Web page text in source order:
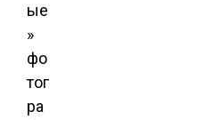
ые
»
фо
тог
ра